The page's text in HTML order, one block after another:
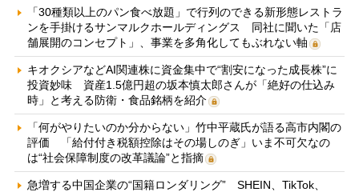
「30種類以上のパン食べ放題」で行列のできる新形態レストラ
ンを手掛けるサンマルクホールディングス 同社に聞いた「店
舗展開のコンセプト」、事業を多角化してもぶれない軸
キオクシアなどAI関連株に資金集中で“割安になった成長株”に
投資妙味 資産1.5億円超の坂本慎太郎さんが「絶好の仕込み
時」と考える防衛・食品銘柄を紹介
「何がやりたいのか分からない」竹中平蔵氏が語る高市内閣の
評価 「給付付き税額控除はその場しのぎ」いま不可欠なの
は“社会保障制度の改革議論”と指摘
急増する中国企業の“国籍ロンダリング” SHEIN、TikTok、